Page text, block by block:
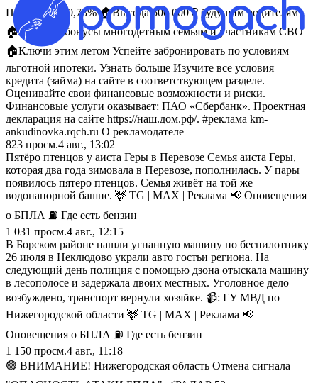
ПСК 19,49-20,73% 🏠Выгода 500 000 ₽ будущим родителям
🏠Весомые бонусы многодетным семьям и участникам СВО
🏠Ключи этим летом Успейте забронировать по условиям
льготной ипотеки. Узнать больше Изучите все условия
кредита (займа) на сайте в соответствующем разделе.
Оценивайте свои финансовые возможности и риски.
Финансовые услуги оказывает: ПАО «Сбербанк». Проектная
декларация на сайте https://наш.дом.рф/. #реклама km-
ankudinovka.rqch.ru О рекламодателе
823 просм.4 авг., 13:02
Пятёро птенцов у аиста Геры в Перевозе Семья аиста Геры,
которая два года зимовала в Перевозе, пополнилась. У пары
появилось пятеро птенцов. Семья живёт на той же
водонапорной башне. 🦌 TG | MAX | Реклама 📢 Оповещения
о БПЛА ⛽️ Где есть бензин
1 031 просм.4 авг., 12:15
В Борском районе нашли угнанную машину по беспилотнику
26 июля в Неклюдово украли авто гостьи региона. На
следующий день полиция с помощью дзона отыскала машину
в лесополосе и задержала двоих местных. Уголовное дело
возбуждено, транспорт вернули хозяйке. 📹: ГУ МВД по
Нижегородской области 🦌 TG | MAX | Реклама 📢
Оповещения о БПЛА ⛽️ Где есть бензин
1 150 просм.4 авг., 11:18
🟢 ВНИМАНИЕ! Нижегородская область Отмена сигнала